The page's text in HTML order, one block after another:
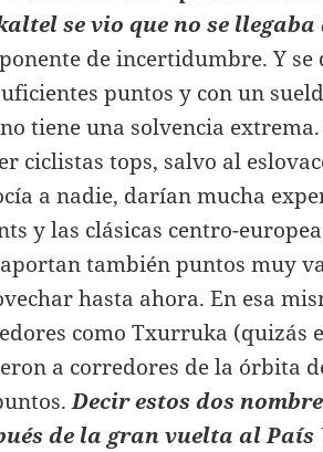
se vio que no se
de incertidumbre. Y
puntos y con un
tiene una solvencia
ciclistas tops, salvo al
a nadie, darían mucha
y las clásicas centro-
también puntos muy
hasta ahora. En esa
como Txurruka (quizás
a corredores de la órbita
Decir estos dos
de la gran vuelta al País